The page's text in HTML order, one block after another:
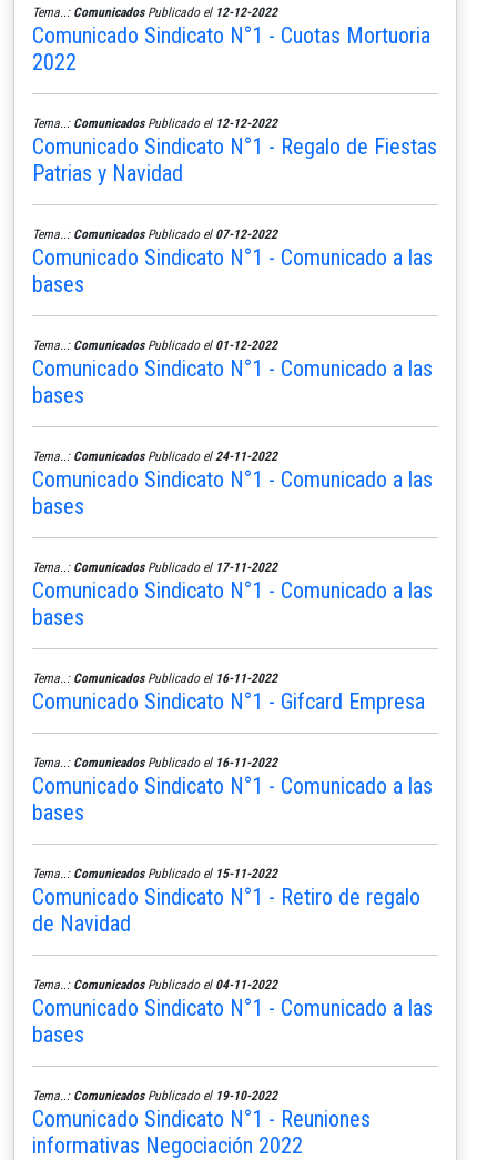
Tema..: ComunicadosPublicado el 12-12-2022
Comunicado Sindicato N°1 - Cuotas Mortuoria
2022
Tema..: ComunicadosPublicado el 12-12-2022
Comunicado Sindicato N°1 - Regalo de Fiestas
Patrias y Navidad
Tema..: ComunicadosPublicado el 07-12-2022
Comunicado Sindicato N°1 - Comunicado a las
bases
Tema..: ComunicadosPublicado el 01-12-2022
Comunicado Sindicato N°1 - Comunicado a las
bases
Tema..: ComunicadosPublicado el 24-11-2022
Comunicado Sindicato N°1 - Comunicado a las
bases
Tema..: ComunicadosPublicado el 17-11-2022
Comunicado Sindicato N°1 - Comunicado a las
bases
Tema..: ComunicadosPublicado el 16-11-2022
Comunicado Sindicato N°1 - Gifcard Empresa
Tema..: ComunicadosPublicado el 16-11-2022
Comunicado Sindicato N°1 - Comunicado a las
bases
Tema..: ComunicadosPublicado el 15-11-2022
Comunicado Sindicato N°1 - Retiro de regalo
de Navidad
Tema..: ComunicadosPublicado el 04-11-2022
Comunicado Sindicato N°1 - Comunicado a las
bases
Tema..: ComunicadosPublicado el 19-10-2022
Comunicado Sindicato N°1 - Reuniones
informativas Negociación 2022